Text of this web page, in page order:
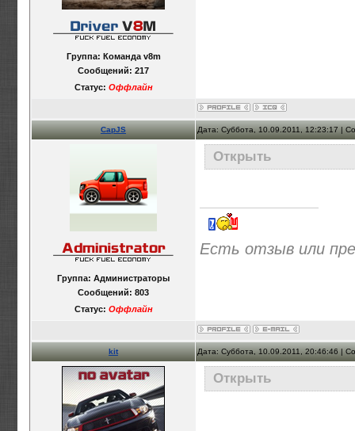
Группа: Команда v8m
Сообщений: 217
Статус: Оффлайн
CapJS Дата: Суббота, 10.09.2011, 12:23:17 |
Группа: Администраторы
Сообщений: 803
Статус: Оффлайн
Открыть
Есть отзыв или
kit Дата: Суббота, 10.09.2011, 20:46:46 |
Открыть